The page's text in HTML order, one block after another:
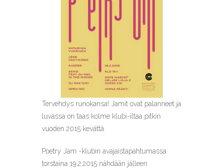
Tervehdys runokansa! Jamit ovat palanneet ja
luvassa on taas kolme klubi-iltaa pitkin
vuoden 2015 kevättä.
Poetry Jam -klubin avajaistapahtumassa
torstaina 19.2.2015 nähdään jälleen